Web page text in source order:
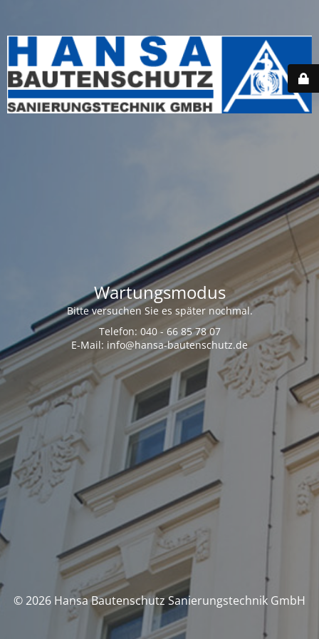
Wartungsmodus
Bitte versuchen Sie es später nochmal.
Telefon: 040 - 66 85 78 07
E-Mail: info@hansa-bautenschutz.de
© 2026 Hansa Bautenschutz Sanierungstechnik GmbH